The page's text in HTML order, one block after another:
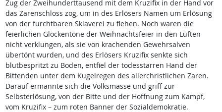
Zug der Zweihunderttausend mit dem Kruzifix in der Hand vor
das Zarenschloss zog, um in des Erlösers Namen um Erlösung
von der furchtbaren Sklaverei zu flehen. Noch waren die
feierlichen Glockentöne der Weihnachtsfeier in den Lüften
nicht verklungen, als sie von krachenden Gewehrsalven
übertönt wurden, und des Erlösers Kruzifix senkte sich
blutbespritzt zu Boden, entfiel der todesstarren Hand der
Bittenden unter dem Kugelregen des allerchristlichen Zaren.
Darauf ermannte sich die Volksmasse und griff zur
Selbsterlösung, von der Bitte und der Hoffnung zum Kampf,
vom Kruzifix – zum roten Banner der Sozialdemokratie.